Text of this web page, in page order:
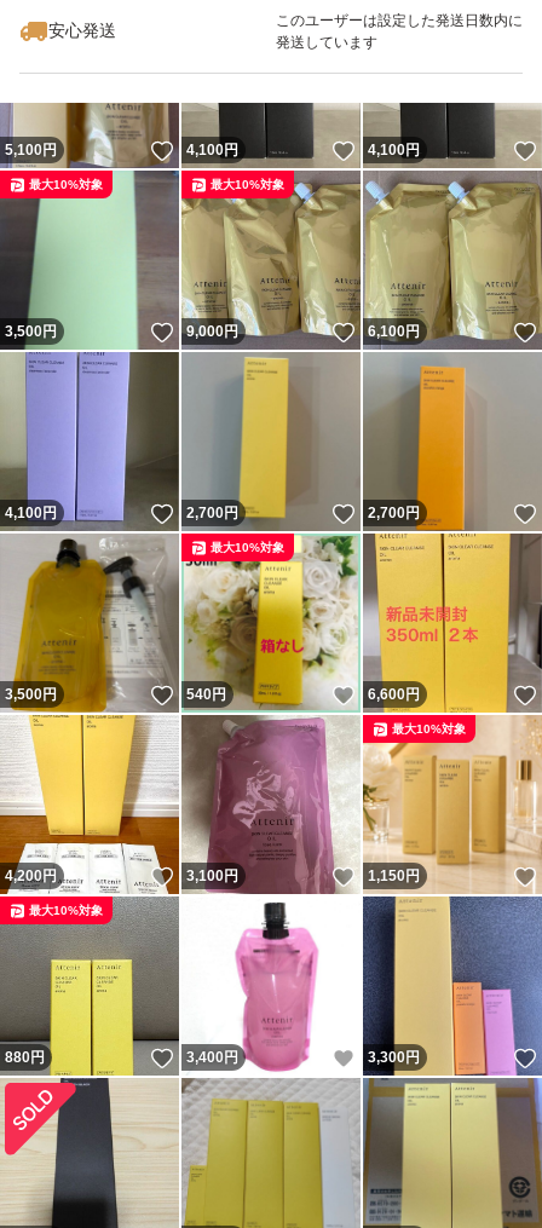
安心発送
このユーザーは設定した発送日数内に
発送しています
5,100円 いいね！
4,100円 いいね！
4,100円
3,500円 いいね！
最大10%対象
9,000円 いいね！
最大10%対象
6,100円
4,100円 いいね！
2,700円 いいね！
2,700円
3,500円 いいね！
540円 いいね！
最大10%対象
6,600円
4,200円 いいね！
3,100円 いいね！
1,150円
最大10%対象
880円 いいね！
最大10%対象
3,400 円 いいね！
3,300円